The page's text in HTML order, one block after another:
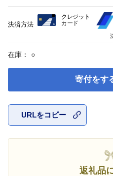
在庫： ○
寄付をす
URLをコピー
返礼品
決済方法
クレジット
カード